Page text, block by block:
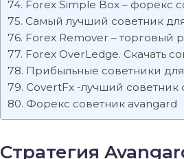
Forex Simple Box – форекс
Самый лучший советник
Forex Remover – торговый
Forex OverLedge. Скачать
Прибыльные советники
CovertFx -лучший советник
Форекс советник avangard
Стратегия